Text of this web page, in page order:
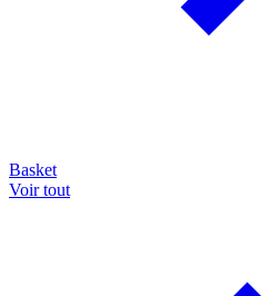
Basket
Voir tout